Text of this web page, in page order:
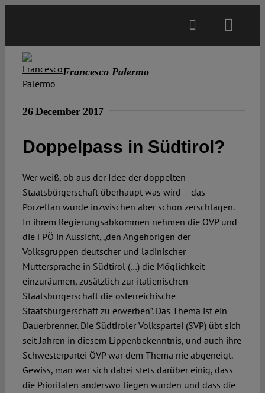
Projects
Open Access
Authors
Spotlight
Francesco Palermo
26 December 2017
Doppelpass in Südtirol?
Wer weiß, ob aus der Idee der doppelten
Staatsbürgerschaft überhaupt was wird – das
Porzellan wurde inzwischen aber schon zerschlagen.
In ihrem Regierungsabkommen nehmen die ÖVP und
die FPÖ in Aussicht, „den Angehörigen der
Volksgruppen deutscher und ladinischer
Muttersprache in Südtirol (…) die Möglichkeit
einzuräumen, zusätzlich zur italienischen
Staatsbürgerschaft die österreichische
Staatsbürgerschaft zu erwerben”. Das Thema ist ein
Dauerbrenner. Die Südtiroler Volkspartei (SVP) übt sich
seit Jahren in diesem Lippenbekenntnis, und auch ihre
Schwesterpartei ÖVP war dem Thema nie abgeneigt.
Gewiss, man war sich dabei stets darüber einig, dass
die Prioritäten anderswo liegen würden und dass die